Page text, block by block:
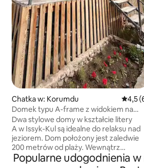
Chatka w: Korumdu
4,5
Domek typu A-frame z widokiem na
jezioro.
Dwa stylowe domy w kształcie litery
A w Issyk-Kul są idealne do relaksu nad
jeziorem. Dom położony jest zaledwie
200 metrów od plaży. Wewnątrz
wszystko jest przemyślane, aby
zapewnić Ci wygodny pobyt. Małe studio
Popularne udogodnienia w